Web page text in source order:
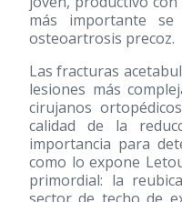
más importante
osteoartrosis precoz.
Las fracturas
lesiones más
cirujanos
calidad de la
importancia para
como lo expone
primordial: la
sector de techo de